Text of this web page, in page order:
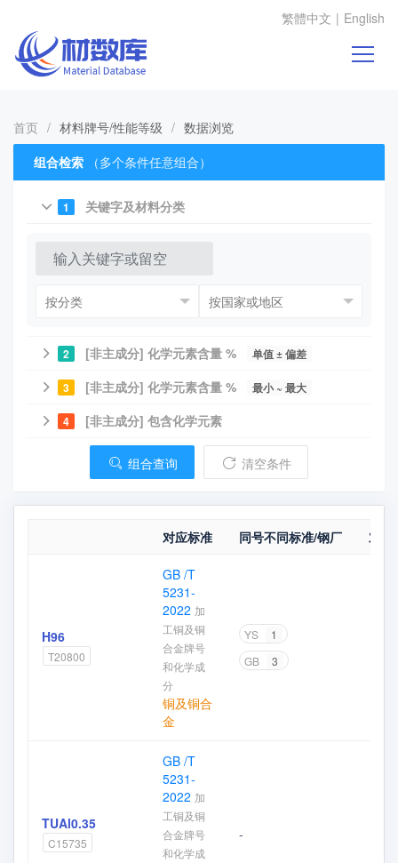
繁體中文 | English
首页 / 材料牌号/性能等级 / 数据浏览
组合检索
（多个条件任意组合）
1 关键字及材料分类
2 [非主成分] 化学元素含量 % 单值 ± 偏差
3 [非主成分] 化学元素含量 % 最小 ~ 最大
4 [非主成分] 包含化学元素
组合查询 清空条件
对应标准 同号不同标准/钢厂 对比
H96
T20800
GB /T
5231-
2022 加
工铜及铜
合金牌号
和化学成
分
铜及铜合
金
YS
1
GB
3
TUAl0.35
C15735
GB /T
5231-
2022 加
工铜及铜
合金牌号
和化学成
-